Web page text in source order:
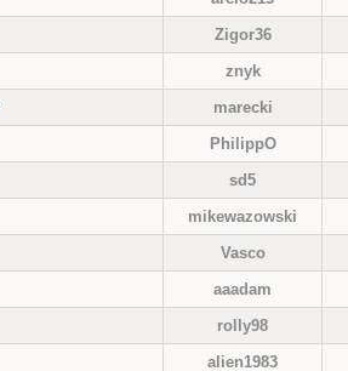
Zigor36
znyk
marecki
PhilippO
sd5
mikewazowski
Vasco
aaadam
rolly98
alien1983